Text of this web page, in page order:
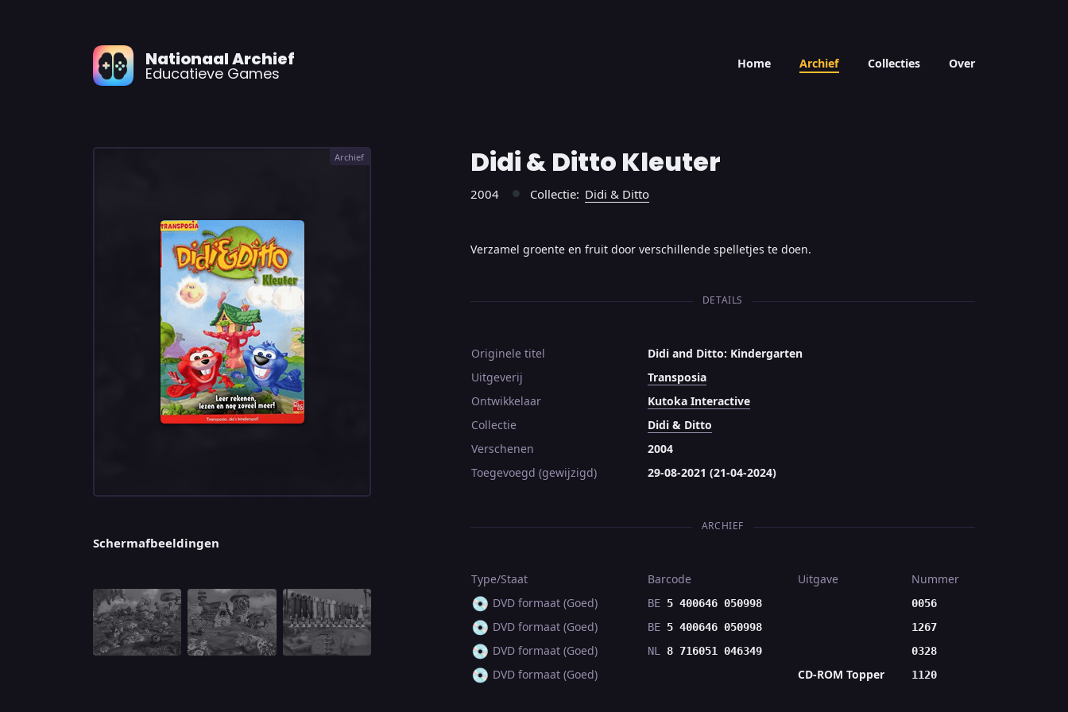
Nationaal Archief
Educatieve Games
Home Archief Collecties Over
Archief
Schermafbeeldingen
Didi & Ditto Kleuter
2004 ● Collectie: Didi & Ditto
Verzamel groente en fruit door verschillende spelletjes te doen.
DETAILS
Originele titel
Didi and Ditto: Kindergarten
Uitgeverij
Transposia
Ontwikkelaar
Kutoka Interactive
Collectie
Didi & Ditto
Verschenen
2004
Toegevoegd (gewijzigd)
29-08-2021 (21-04-2024)
ARCHIEF
Type/Staat Barcode Uitgave Nummer
💿 DVD formaat (Goed) BE 5 400646 050998 0056
💿 DVD formaat (Goed) BE 5 400646 050998 1267
💿 DVD formaat (Goed) NL 8 716051 046349 0328
💿 DVD formaat (Goed) CD-ROM Topper 1120